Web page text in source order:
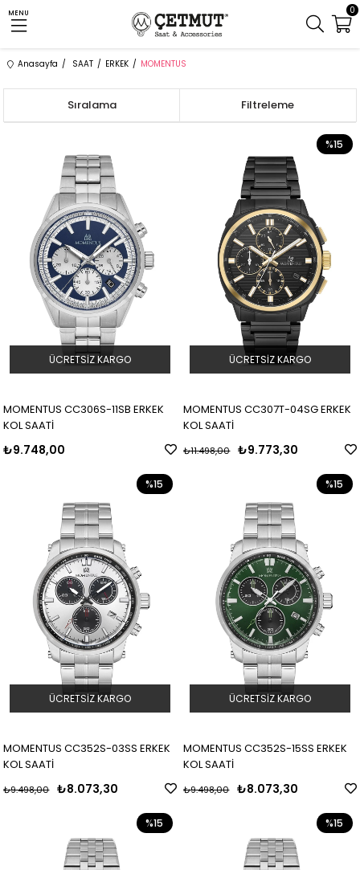
MENU 0
Anasayfa SAAT ERKEK MOMENTUS
Filtreleme
Sıralama
MOMENTUS CC306S-11SB ERKEK
KOL SAATİ
₺9.748,00
ÜCRETSIZ KARGO
MOMENTUS CC307T-04SG ERKEK
KOL SAATİ
₺9.773,30
₺11.498,00
%15
ÜCRETSIZ KARGO
MOMENTUS CC352S-03SS ERKEK
KOL SAATİ
₺8.073,30
₺9.498,00
%15
ÜCRETSIZ KARGO
MOMENTUS CC352S-15SS ERKEK
KOL SAATİ
₺8.073,30
₺9.498,00
%15
ÜCRETSIZ KARGO
%15 %15